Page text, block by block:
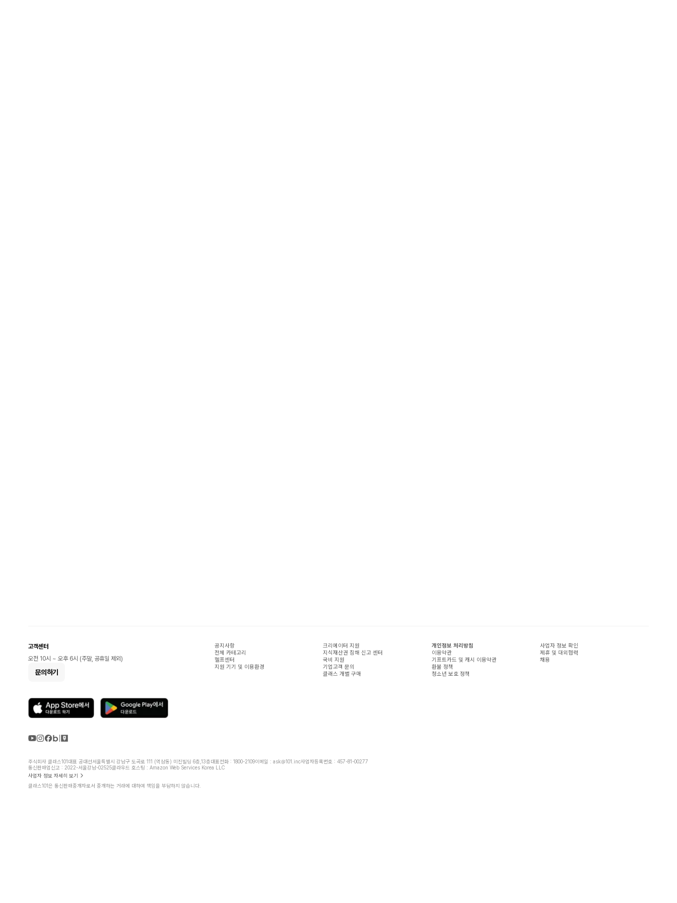
고객센터
오전 10시 ~ 오후 6시 (주말, 공휴일 제외)
문의하기
공지사항
전체 카테고리
헬프센터
지원 기기 및 이용환경
크리에이터 지원
지식재산권 침해 신고 센터
국비 지원
기업고객 문의
클래스 개별 구매
개인정보 처리방침
이용약관
기프트카드 및 캐시 이용약관
환불 정책
청소년 보호 정책
사업자 정보 확인
제휴 및 대외협력
채용
주식회사 클래스101대표 공대선서울특별시 강남구 도곡로 111 (역삼동) 미진빌딩 6층,13층대표전화 : 1800-2109이메일 : ask@101.inc사업자등록번호 : 457-81-00277
통신판매업신고 : 2022-서울강남-02525클라우드 호스팅 : Amazon Web Services Korea LLC
사업자 정보 자세히 보기
클래스101은 통신판매중개자로서 중개하는 거래에 대하여 책임을 부담하지 않습니다.